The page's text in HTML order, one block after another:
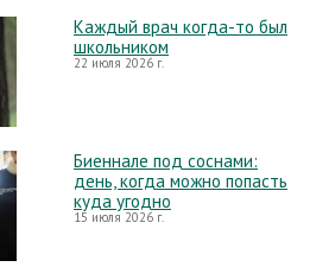
Каждый врач когда-то был
школьником
22 июля 2026 г.
Биеннале под соснами:
день, когда можно попасть
куда угодно
15 июля 2026 г.